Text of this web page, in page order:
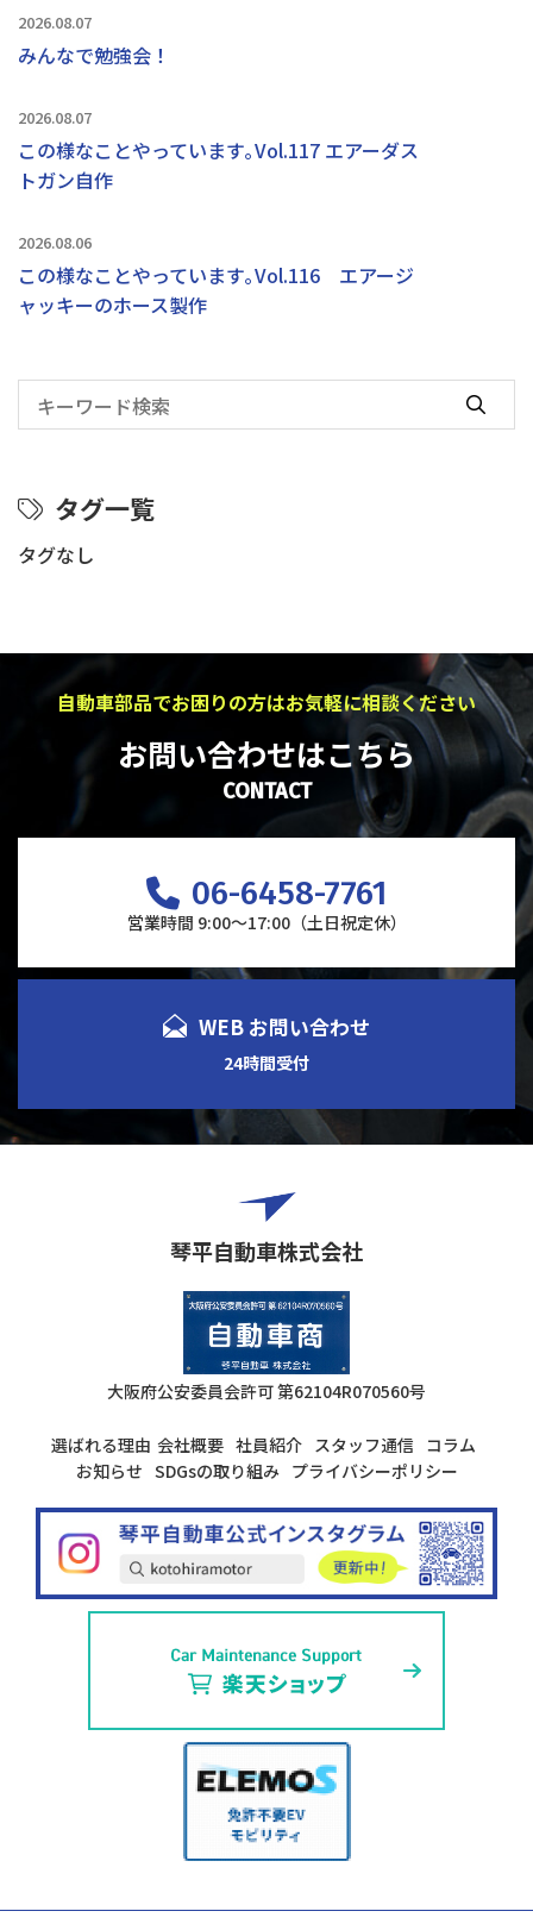
2026.08.07
みんなで勉強会！
2026.08.07
この様なことやっています｡Vol.117 エアーダス
トガン自作
2026.08.06
この様なことやっています｡Vol.116 エアージ
ャッキーのホース製作
タグ一覧
タグなし
自動車部品でお困りの方はお気軽に相談ください
お問い合わせはこちら
CONTACT
06-6458-7761
営業時間 9:00～17:00（土日祝定休）
WEB お問い合わせ
24時間受付
琴平自動車株式会社
大阪府公安委員会許可第62104R070560号
選ばれる理由 会社概要 社員紹介 スタッフ通信 コラム
お知らせ SDGsの取り組み プライバシーポリシー